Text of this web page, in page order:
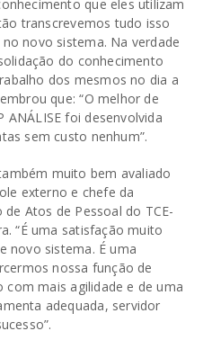
que eles utilizam
transcrevemos tudo isso
novo sistema. Na verdade
do conhecimento
dos mesmos no dia a
que: “O melhor de
ANÁLISE foi desenvolvida
sem custo nenhum”.
muito bem avaliado
externo e chefe da
Atos de Pessoal do TCE-
“É uma satisfação muito
novo sistema. É uma
nossa função de
mais agilidade e de uma
adequada, servidor